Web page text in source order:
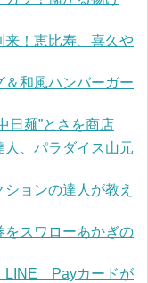
来！恵比寿、喜久や
和風ハンバーガー
日麺”とさを商店
、パラダイス山元
ョンの達人が教え
をスワローあかぎの
LINE Payカードが